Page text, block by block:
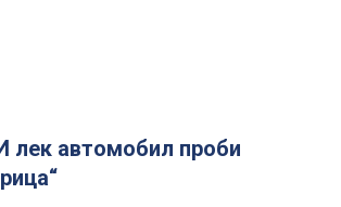
лек автомобил проби